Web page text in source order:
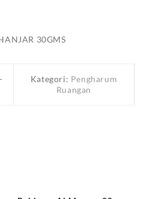
30GMS
Kategori: Pengharum
Ruangan